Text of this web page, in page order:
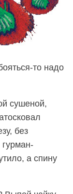
то надо
сушеной,
без
а спину